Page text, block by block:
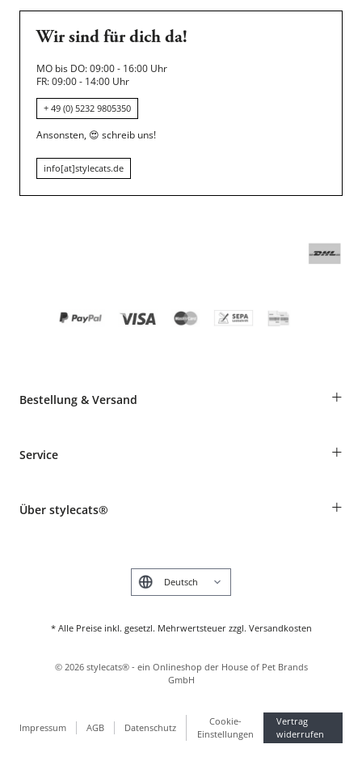
Wir sind für dich da!
MO bis DO: 09:00 - 16:00 Uhr
FR: 09:00 - 14:00 Uhr
+ 49 (0) 5232 9805350
Ansonsten, 😍 schreib uns!
info[at]stylecats.de
Bestellung & Versand +
Informationen zur Lieferung
Produkte reklamieren und zurücksenden
Service +
Tierkrankenversicherung
Über stylecats® +
* Alle Preise inkl. gesetzl. Mehrwertsteuer zzgl. Versandkosten
English
Impressum AGB Datenschutz
Cookie-
Einstellungen
Vertrag
widerrufen
© 2026 stylecats® - ein Onlineshop der House of Pet Brands
GmbH